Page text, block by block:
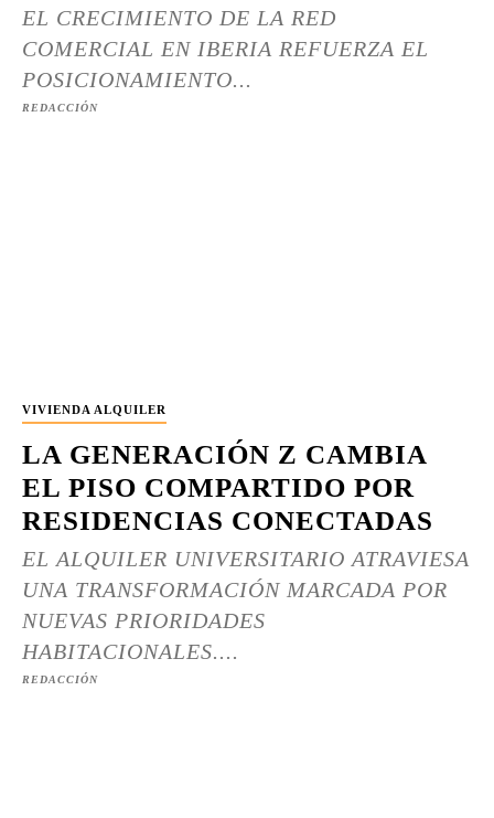
EL CRECIMIENTO DE LA RED
COMERCIAL EN IBERIA REFUERZA EL
POSICIONAMIENTO...
REDACCIÓN
VIVIENDA ALQUILER
LA GENERACIÓN Z CAMBIA
EL PISO COMPARTIDO POR
RESIDENCIAS CONECTADAS
EL ALQUILER UNIVERSITARIO ATRAVIESA
UNA TRANSFORMACIÓN MARCADA POR
NUEVAS PRIORIDADES
HABITACIONALES....
REDACCIÓN